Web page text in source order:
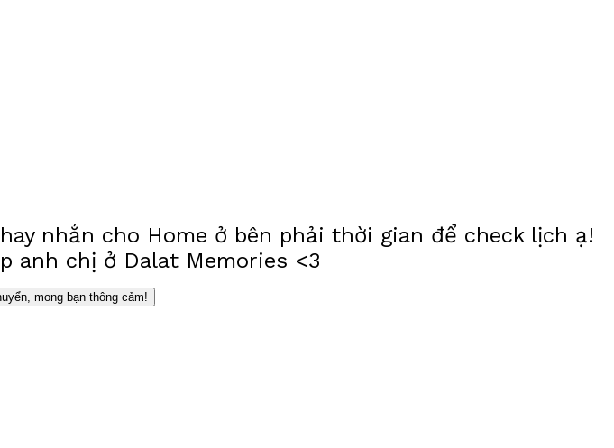
nhắn cho Home ở bên phải thời gian để check lịch ạ!
anh chị ở Dalat Memories <3
mong bạn thông cảm!